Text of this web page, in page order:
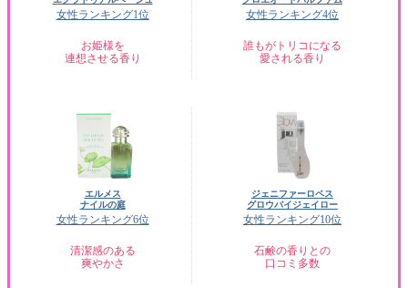
女性ランキング1位
お姫様を
連想させる香り
女性ランキング4位
誰もがトリコになる
愛される香り
エルメス
ナイルの庭
女性ランキング6位
清潔感のある
爽やかさ
ジェニファーロペス
グロウバイジェイロー
女性ランキング10位
石鹸の香りとの
口コミ多数